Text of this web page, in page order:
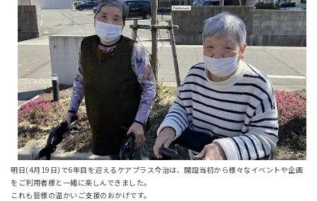
明日(4月19日)で6年目を迎えるケアプラス今治は、開設当初から様々なイベントや企画
をご利用者様と一緒に楽しんできました。
これも皆様の温かいご支援のおかげです。